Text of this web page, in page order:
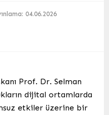
04.06.2026
Prof. Dr. Selman
dijital ortamlarda
etkiler üzerine bir